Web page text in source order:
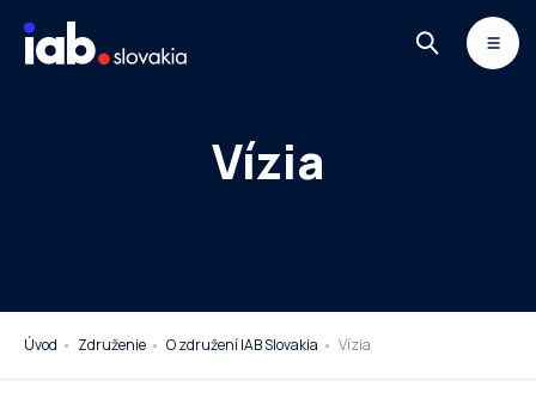
NEWSLETTER
Vízia
Úvod Združenie O združení IAB Slovakia Vízia